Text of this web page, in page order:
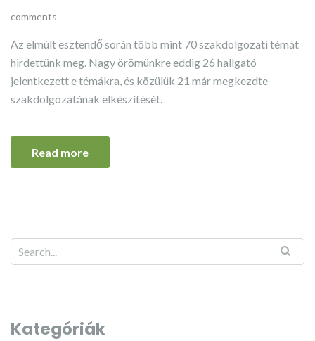
comments
Az elmúlt esztendő során több mint 70 szakdolgozati témát
hirdettünk meg. Nagy örömünkre eddig 26 hallgató
jelentkezett e témákra, és közülük 21 már megkezdte
szakdolgozatának elkészítését.
Read more
Kategóriák